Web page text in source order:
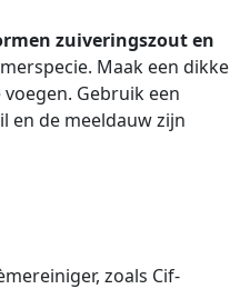
zuiveringszout en
Maak een dikke
Gebruik een
en de meeldauw zijn
zoals Cif-